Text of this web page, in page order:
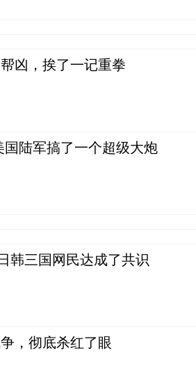
凶，挨了一记重拳
国陆军搞了一个超级大炮
韩三国网民达成了共识
，彻底杀红了眼